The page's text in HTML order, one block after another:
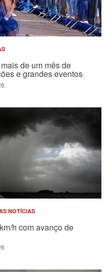
de um mês de
e grandes eventos
NOTÍCIAS
h com avanço de